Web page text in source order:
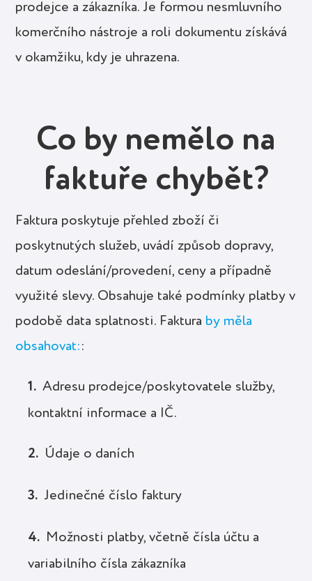
prodejce a zákazníka. Je formou nesmluvního
komerčního nástroje a roli dokumentu získává
v okamžiku, kdy je uhrazena.
Co by nemělo na
faktuře chybět?
Faktura poskytuje přehled zboží či
poskytnutých služeb, uvádí způsob dopravy,
datum odeslání/provedení, ceny a případně
využité slevy. Obsahuje také podmínky platby v
podobě data splatnosti. Faktura by měla
obsahovat: :
Adresu prodejce/poskytovatele služby,
kontaktní informace a IČ.
Údaje o daních
Jedinečné číslo faktury
Možnosti platby, včetně čísla účtu a
variabilního čísla zákazníka